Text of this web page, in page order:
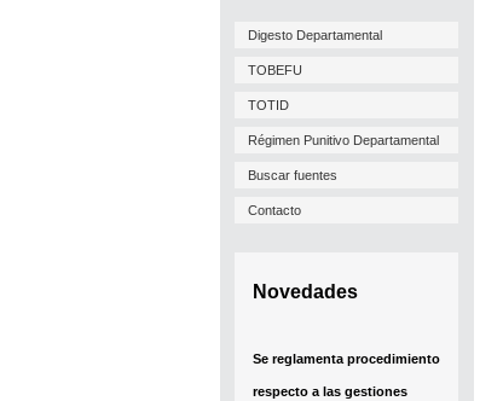
Digesto Departamental
TOBEFU
TOTID
Régimen Punitivo Departamental
Buscar fuentes
Contacto
Novedades
Se reglamenta procedimiento
respecto a las gestiones